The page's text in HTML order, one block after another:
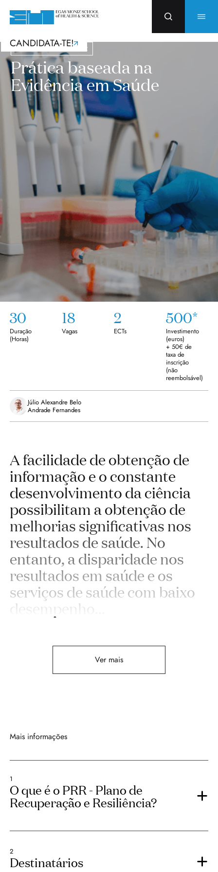
CANDIDATA-TE!
Cursos com Incentivos PRR
Prática baseada na
Evidência em Saúde
30
Duração
(Horas)
18
Vagas
2
ECTs
500*
Investimento
(euros)
+ 50€ de
taxa de
inscrição
(não
reembolsável)
Júlio Alexandre Belo
Andrade Fernandes
A facilidade de obtenção de
informação e o constante
desenvolvimento da ciência
possibilitam a obtenção de
melhorias significativas nos
resultados de saúde. No
entanto, a disparidade nos
resultados em saúde e os
serviços de saúde com baixo
desempenho
Ver mais
Mais informações
1
O que é o PRR - Plano de
Recuperação e Resiliência?
2
Destinatários